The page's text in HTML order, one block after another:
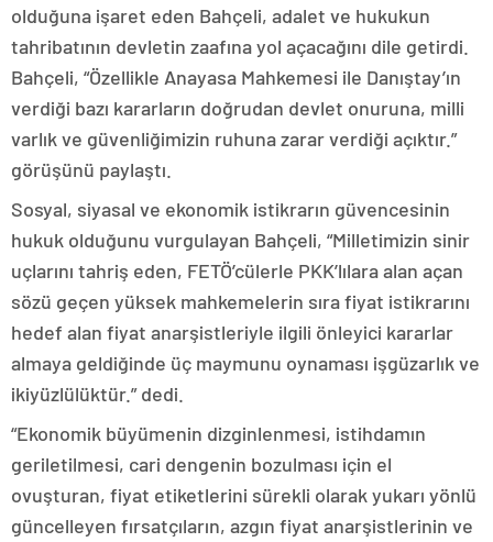
olduğuna işaret eden Bahçeli, adalet ve hukukun
tahribatının devletin zaafına yol açacağını dile getirdi.
Bahçeli, “Özellikle Anayasa Mahkemesi ile Danıştay’ın
verdiği bazı kararların doğrudan devlet onuruna, milli
varlık ve güvenliğimizin ruhuna zarar verdiği açıktır.”
görüşünü paylaştı.
Sosyal, siyasal ve ekonomik istikrarın güvencesinin
hukuk olduğunu vurgulayan Bahçeli, “Milletimizin sinir
uçlarını tahriş eden, FETÖ’cülerle PKK’lılara alan açan
sözü geçen yüksek mahkemelerin sıra fiyat istikrarını
hedef alan fiyat anarşistleriyle ilgili önleyici kararlar
almaya geldiğinde üç maymunu oynaması işgüzarlık ve
ikiyüzlülüktür.” dedi.
“Ekonomik büyümenin dizginlenmesi, istihdamın
geriletilmesi, cari dengenin bozulması için el
ovuşturan, fiyat etiketlerini sürekli olarak yukarı yönlü
güncelleyen fırsatçıların, azgın fiyat anarşistlerinin ve